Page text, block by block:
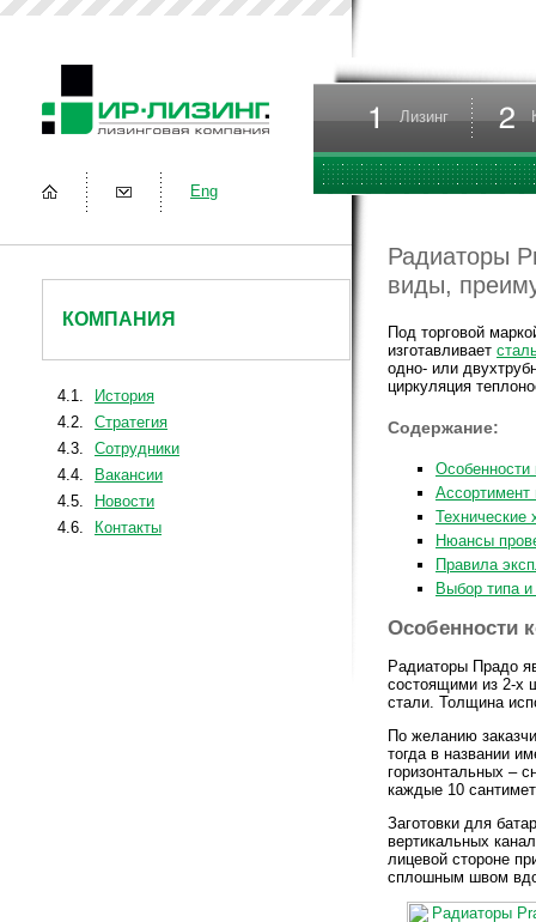
Eng
КОМПАНИЯ
4.1.
История
4.2.
Стратегия
4.3.
Сотрудники
4.4.
Вакансии
4.5.
Новости
4.6.
Контакты
Лизинг
Радиаторы
виды,
Под торговой
изготавливает
одно- или
циркуляция
Содержание:
Особенности
Ассортимент
Технические
Нюансы
Правила
Выбор типа
Особенности
Радиаторы Прадо
состоящими из 2-х
стали. Толщина
По желанию
тогда в названии
горизонтальных –
каждые 10
Заготовки для
вертикальных
лицевой стороне
сплошным швом